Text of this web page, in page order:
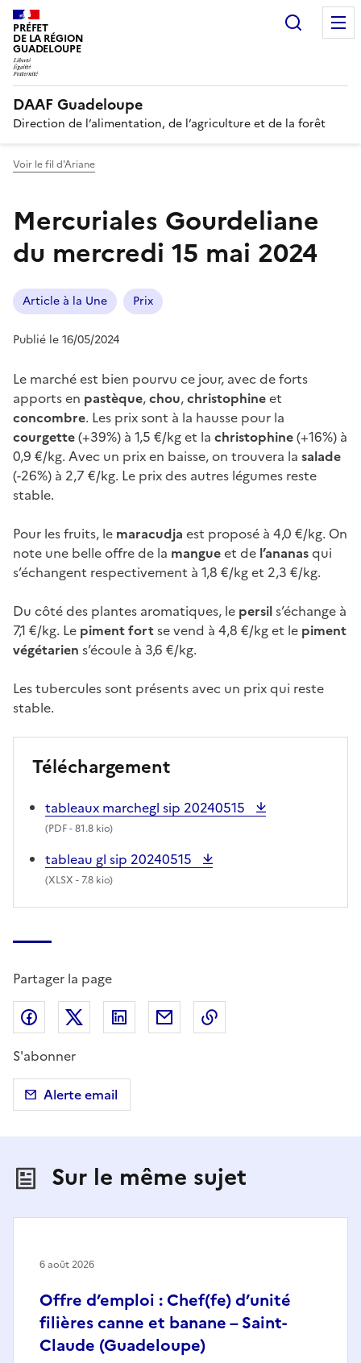
PRÉFET
DE LA RÉGION
GUADELOUPE
DAAF Guadeloupe
Direction de l’alimentation, de l’agriculture et de la forêt
Voir le fil d'Ariane
Mercuriales Gourdeliane
du mercredi 15 mai 2024
Article à la Une Prix
Publié le 16/05/2024
Le marché est bien pourvu ce jour, avec de forts
apports en pastèque,chou,christophineet
concombre. Les prix sont à la hausse pour la
courgette(+39%) à 1,5 €/kg et la christophine(+16%) à
0,9 €/kg. Avec un prix en baisse, on trouvera la salade
(-26%) à 2,7 €/kg. Le prix des autres légumes reste
stable.
Pour les fruits, le maracudja est proposé à 4,0 €/kg. On
note une belle offre de la mangueet de l’ananasqui
s’échangent respectivement à 1,8 €/kg et 2,3 €/kg.
Du côté des plantes aromatiques, le persils’échange à
7,1 €/kg. Le piment fortse vend à 4,8 €/kg et le piment
végétarien s’écoule à 3,6 €/kg.
Les tubercules sont présents avec un prix qui reste
stable.
Téléchargement
tableaux marchegl sip 20240515
(PDF- 81.8 kio)
tableau gl sip 20240515
(XLSX - 7.8 kio)
Partager la page
Partager sur Facebook
Partager sur X (anciennement Twitter)
Partager sur LinkedIn
Partager par email
S'abonner
Alerte email
Sur le même sujet
Offre d’emploi : Chef(fe) d’unité
filières canne et banane – Saint-
Claude (Guadeloupe)
6 août 2026